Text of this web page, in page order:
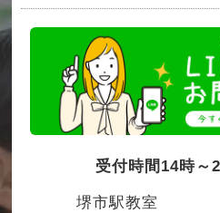
受付時間14時～
堺市駅教室